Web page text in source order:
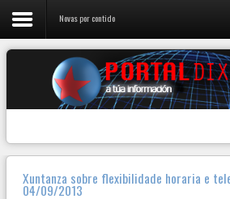
Novas por contido
Xuntanza sobre flexibilidade horaria e
04/09/2013